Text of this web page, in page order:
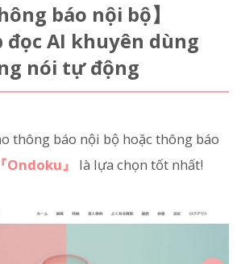
báo nội bộ】
đọc AI khuyên dùng
nói tự động
thông báo nội bộ hoặc thông báo
『Ondoku』 là lựa chọn tốt nhất!